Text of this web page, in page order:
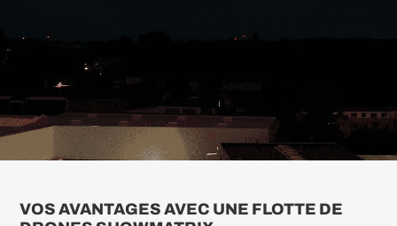
VOS AVANTAGES AVEC UNE FLOTTE DE